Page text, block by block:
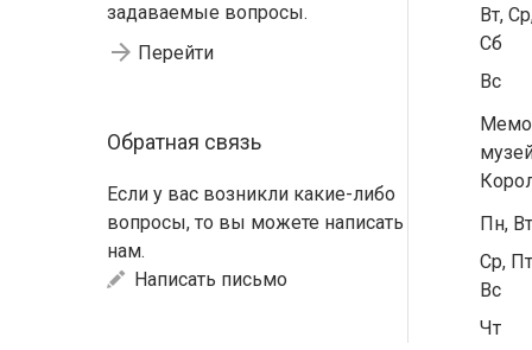
задаваемые вопросы.
Перейти
Обратная связь
Если у вас возникли какие-либо
вопросы, то вы можете написать
нам.
Написать письмо
Вт,
Сб
Вс
Пн,
Ср,
Вс
Чт